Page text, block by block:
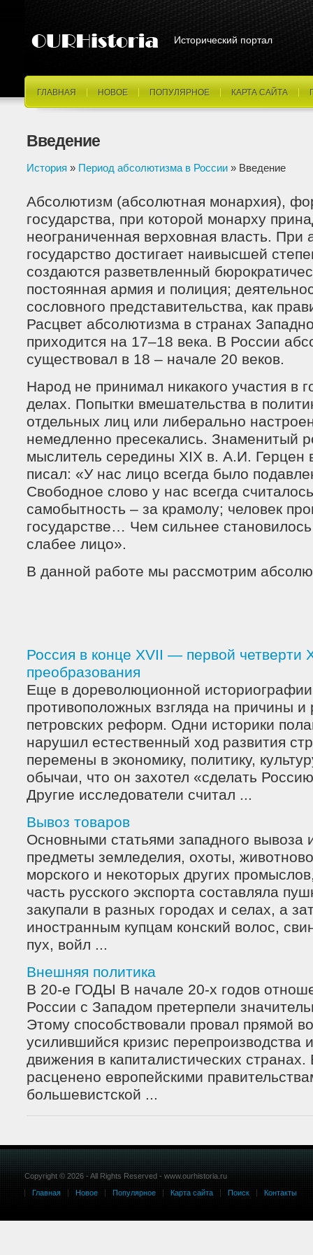
Исторический портал
ГЛАВНАЯ НОВОЕ ПОПУЛЯРНОЕ КАРТА САЙТА
Введение
История » Период абсолютизма в России » Введение
Абсолютизм (абсолютная монархия),
государства, при которой монарху
неограниченная верховная власть. При
государство достигает наивысшей
создаются разветвленный
постоянная армия и полиция;
сословного представительства, как
Расцвет абсолютизма в странах
приходится на 17–18 века. В России
существовал в 18 – начале 20 веков.
Народ не принимал никакого участия в
делах. Попытки вмешательства в
отдельных лиц или либерально
немедленно пресекались. Знаменитый
мыслитель середины XIX в. А.И. Герцен
писал: «У нас лицо всегда было
Свободное слово у нас всегда
самобытность – за крамолу; человек
государстве… Чем сильнее
слабее лицо».
В данной работе мы рассмотрим
Россия в конце XVII — первой четверти
преобразования
Еще в дореволюционной
противоположных взгляда на причины и
петровских реформ. Одни историки
нарушил естественный ход развития
перемены в экономику, политику,
обычаи, что он захотел «сделать
Другие исследователи считал ...
Вывоз товаров
Основными статьями западного вывоза
предметы земледелия, охоты,
морского и некоторых других
часть русского экспорта составляла
закупали в разных городах и селах, а
иностранным купцам конский волос,
пух, войл ...
Внешняя политика
В 20-е ГОДЫ В начале 20-х годов
России с Западом претерпели
Этому способствовали провал прямой
усилившийся кризис перепроизводства
движения в капиталистических
расценено европейскими
большевистской ...
Copyright © 2026 - All Rights Reserved - www.ourhistoria.ru
Главная
Новое Популярное Карта сайта Поиск Контакты